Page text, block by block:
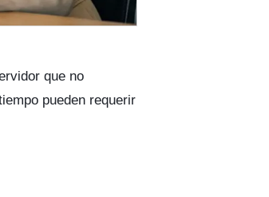
que no
pueden requerir